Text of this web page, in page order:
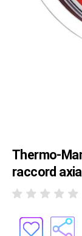
Thermo-
raccord